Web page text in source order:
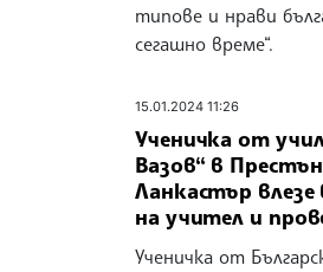
типове и нрави
сегашно време“.
15.01.2024 11:26
Ученичка от
Вазов“ в
Ланкастър
на учител и
Ученичка от